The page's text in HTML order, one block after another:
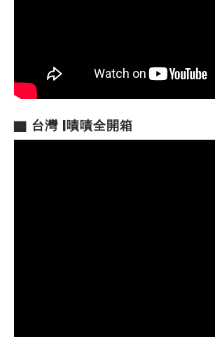
▇ 台灣 |嘖嘖全開箱